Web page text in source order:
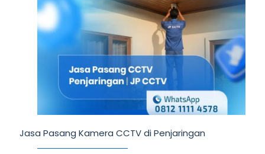
Jasa Pasang Kamera CCTV di Penjaringan